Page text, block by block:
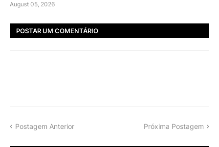
August 05, 2026
POSTAR UM COMENTÁRIO
Postagem Anterior Próxima Postagem